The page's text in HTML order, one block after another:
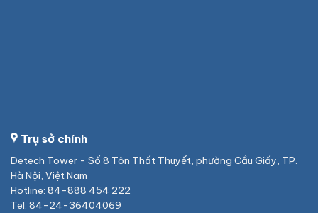
Trụ sở chính
Detech Tower - Số 8 Tôn Thất Thuyết, phường Cầu Giấy, TP.
Hà Nội, Việt Nam
Hotline: 84-888 454 222
Tel: 84-24-36404069